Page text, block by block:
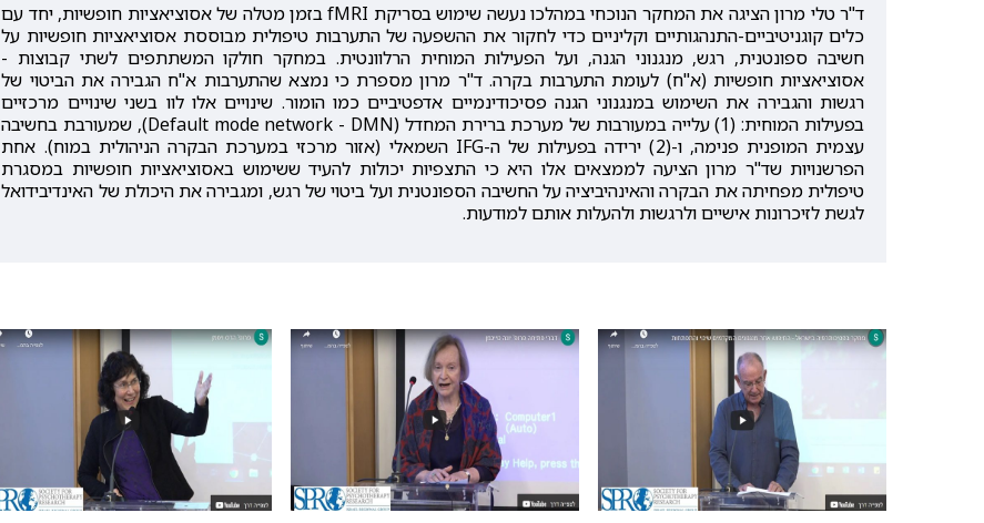
ד"ר טלי מרון הציגה את המחקר הנוכחי במהלכו נעשה שימוש בסריקת fMRI בזמן מטלה של אסוציאציות חופשיות, יחד עם
כלים קוגניטיביים-התנהגותיים וקליניים כדי לחקור את ההשפעה של התערבות טיפולית מבוססת אסוציאציות חופשיות על
חשיבה ספונטנית, רגש, מנגנוני הגנה, ועל הפעילות המוחית הרלוונטית. במחקר חולקו המשתתפים לשתי קבוצות -
אסוציאציות חופשיות (א"ח) לעומת התערבות בקרה. ד"ר מרון מספרת כי נמצא שהתערבות א"ח הגבירה את הביטוי של
רגשות והגבירה את השימוש במנגנוני הגנה פסיכודינמיים אדפטיביים כמו הומור. שינויים אלו לוו בשני שינויים מרכזיים
בפעילות המוחית: (1) עלייה במעורבות של מערכת ברירת המחדל (Default mode network - DMN), שמעורבת בחשיבה
עצמית המופנית פנימה, ו-(2) ירידה בפעילות של ה-IFG השמאלי (אזור מרכזי במערכת הבקרה הניהולית במוח). אחת
הפרשנויות שד"ר מרון הציעה לממצאים אלו היא כי התצפיות יכולות להעיד ששימוש באסוציאציות חופשיות במסגרת
טיפולית מפחיתה את הבקרה והאינהיביציה על החשיבה הספונטנית ועל ביטוי של רגש, ומגבירה את היכולת של האינדיבידואל
לגשת לזיכרונות אישיים ולרגשות ולהעלות אותם למודעות.